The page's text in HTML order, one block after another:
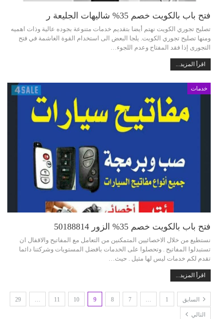
فتح باب بالكويت خصم 35% شاليهات الجليعة ر
تصليح تجوري الكويت نهتم أيضا بتقديم خدمات متنوعة بجوده عالية وذات اهميه
ومنها تصليح تجوري الكويت. يلجا البعض الى استخدام القوة الغاشمة في فتح
التجورى إذا فقد المفتاح وعدم اللجوء…
اقرأ المزيد...
خدمات
فتح باب بالكويت خصم 35% الزور 50188814
نستطيع من خلال الاخصائيين المتمكنين من التعامل مع المفاتيح والاقفال ان
تستبدلوا المفاتيح . وتحصلوا على الخدمات بافضل المستويات وشركتنا دائما
تقدم لكم خدمات ليس لها مثيل . حيث…
اقرأ المزيد...
السابق 1
…
7
8
9
10
11
…
29
التالي